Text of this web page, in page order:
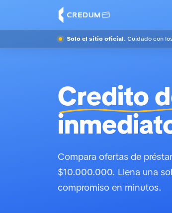
Solo el sitio oficial. Cuidado con
Credito
Compara ofertas de
$10.000.000. Llena una
compromiso en minutos.